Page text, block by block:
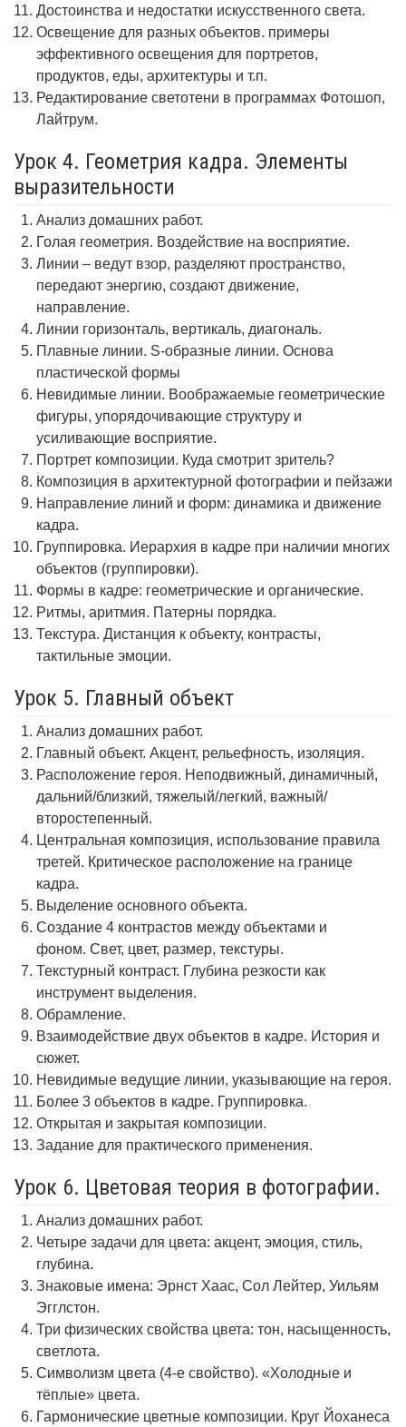
Достоинства и недостатки искусственного света.
Освещение для разных объектов. примеры
эффективного освещения для портретов,
продуктов, еды, архитектуры и т.п.
Редактирование светотени в программах Фотошоп,
Лайтрум.
Урок 4. Геометрия кадра. Элементы
выразительности
Анализ домашних работ.
Голая геометрия. Воздействие на восприятие.
Линии – ведут взор, разделяют пространство,
передают энергию, создают движение,
направление.
Линии горизонталь, вертикаль, диагональ.
Плавные линии. S-образные линии. Основа
пластической формы
Невидимые линии. Воображаемые геометрические
фигуры, упорядочивающие структуру и
усиливающие восприятие.
Портрет композиции. Куда смотрит зритель?
Композиция в архитектурной фотографии и пейзажи
Направление линий и форм: динамика и движение
кадра.
Группировка. Иерархия в кадре при наличии многих
объектов (группировки).
Формы в кадре: геометрические и органические.
Ритмы, аритмия. Патерны порядка.
Текстура. Дистанция к объекту, контрасты,
тактильные эмоции.
Урок 5. Главный объект
Анализ домашних работ.
Главный объект. Акцент, рельефность, изоляция.
Расположение героя. Неподвижный, динамичный,
дальний/близкий, тяжелый/легкий, важный/
второстепенный.
Центральная композиция, использование правила
третей. Критическое расположение на границе
кадра.
Выделение основного объекта.
Создание 4 контрастов между объектами и
фоном. Свет, цвет, размер, текстуры.
Текстурный контраст. Глубина резкости как
инструмент выделения.
Обрамление.
Взаимодействие двух объектов в кадре. История и
сюжет.
Невидимые ведущие линии, указывающие на героя.
Более 3 объектов в кадре. Группировка.
Открытая и закрытая композиции.
Задание для практического применения.
Урок 6. Цветовая теория в фотографии.
Анализ домашних работ.
Четыре задачи для цвета: акцент, эмоция, стиль,
глубина.
Знаковые имена: Эрнст Хаас, Сол Лейтер, Уильям
Эгглстон.
Три физических свойства цвета: тон, насыщенность,
светлота.
Символизм цвета (4-е свойство). «Холодные и
тёплые» цвета.
Гармонические цветные композиции. Круг Йоханеса